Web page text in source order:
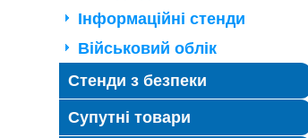
Інформаційні стенди
Військовий облік
Стенди з безпеки
Супутні товари